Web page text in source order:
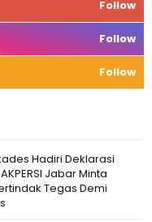
Follow
Follow
Follow
Hadiri Deklarasi
Jabar Minta
Tegas Demi